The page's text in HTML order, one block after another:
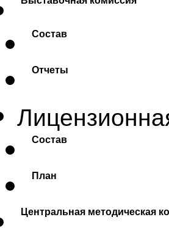
Состав
Отчеты
Состав
План
Центральная методическая